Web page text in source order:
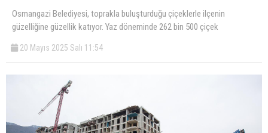
Osmangazi Belediyesi, toprakla buluşturduğu çiçeklerle ilçenin
güzelliğine güzellik katıyor. Yaz döneminde 262 bin 500 çiçek
20 Mayıs 2025 Salı 11:54